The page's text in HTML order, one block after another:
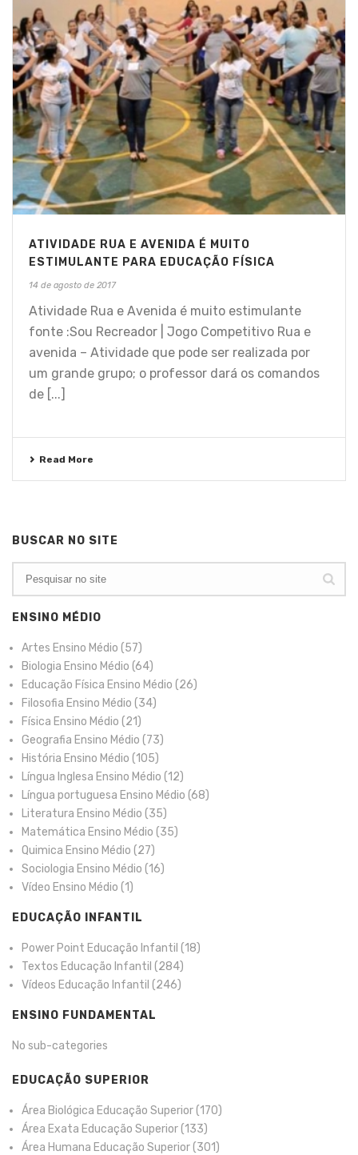
ATIVIDADE RUA E AVENIDA É MUITO
ESTIMULANTE PARA EDUCAÇÃO FÍSICA
14 de agosto de 2017
Atividade Rua e Avenida é muito estimulante
fonte :Sou Recreador | Jogo Competitivo Rua e
avenida – Atividade que pode ser realizada por
um grande grupo; o professor dará os comandos
de [...]
Read More
BUSCAR NO SITE
ENSINO MÉDIO
Artes Ensino Médio (57)
Biologia Ensino Médio (64)
Educação Física Ensino Médio (26)
Filosofia Ensino Médio (34)
Física Ensino Médio (21)
Geografia Ensino Médio (73)
História Ensino Médio (105)
Língua Inglesa Ensino Médio (12)
Língua portuguesa Ensino Médio (68)
Literatura Ensino Médio (35)
Matemática Ensino Médio (35)
Quimica Ensino Médio (27)
Sociologia Ensino Médio (16)
Vídeo Ensino Médio (1)
EDUCAÇÃO INFANTIL
Power Point Educação Infantil (18)
Textos Educação Infantil (284)
Vídeos Educação Infantil (246)
ENSINO FUNDAMENTAL
No sub-categories
EDUCAÇÃO SUPERIOR
Área Biológica Educação Superior(170)
Área Exata Educação Superior(133)
Área Humana Educação Superior(301)